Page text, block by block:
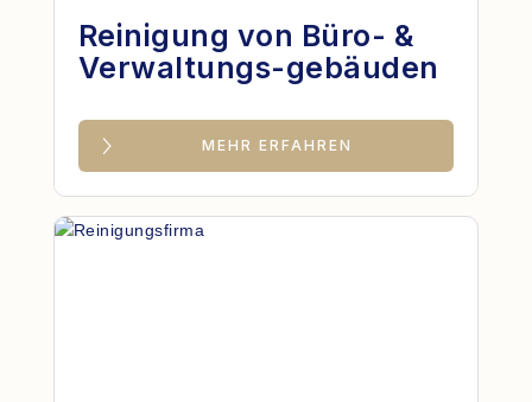
Reinigung von Büro- &
Verwaltungs-gebäuden
MEHR ERFAHREN